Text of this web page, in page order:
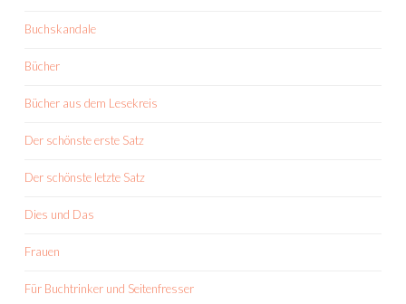
Buchskandale
Bücher
Bücher aus dem Lesekreis
Der schönste erste Satz
Der schönste letzte Satz
Dies und Das
Frauen
Für Buchtrinker und Seitenfresser